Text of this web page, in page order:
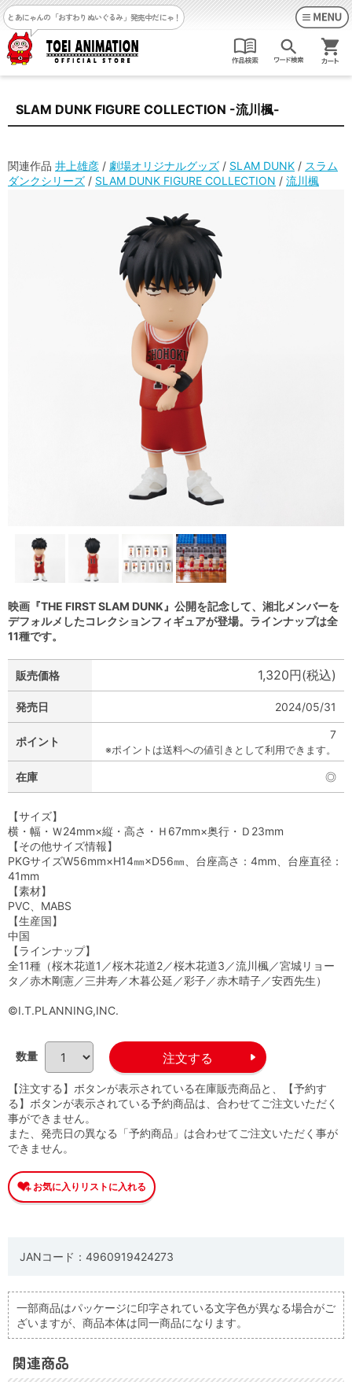
とあにゃんの「おすわりぬいぐるみ」発売中だにゃ！
SLAM DUNK FIGURE COLLECTION -流川楓-
関連作品 井上雄彦 / 劇場オリジナルグッズ / SLAM DUNK / スラム
ダンクシリーズ / SLAM DUNK FIGURE COLLECTION / 流川楓
映画『THE FIRST SLAM DUNK』公開を記念して、湘北メンバーを
デフォルメしたコレクションフィギュアが登場。ラインナップは全
11種です。
販売価格 1,320円(税込)
発売日 2024/05/31
ポイント
7
※ポイントは送料への値引きとして利用できます。
在庫 ◎
【サイズ】
横・幅・Ｗ24mm×縦・高さ・Ｈ67mm×奥行・Ｄ23mm
【その他サイズ情報】
PKGサイズW56mm×H14㎜×D56㎜、台座高さ：4mm、台座直径：
41mm
【素材】
PVC、MABS
【生産国】
中国
【ラインナップ】
全11種（桜木花道1／桜木花道2／桜木花道3／流川楓／宮城リョー
タ／赤木剛憲／三井寿／木暮公延／彩子／赤木晴子／安西先生）
©I.T.PLANNING,INC.
数量
【注文する】ボタンが表示されている在庫販売商品と、【予約す
る】ボタンが表示されている予約商品は、合わせてご注文いただく
事ができません。
また、発売日の異なる「予約商品」は合わせてご注文いただく事が
できません。
JANコード：4960919424273
一部商品はパッケージに印字されている文字色が異なる場合がご
ざいますが、商品本体は同一商品になります。
関連商品